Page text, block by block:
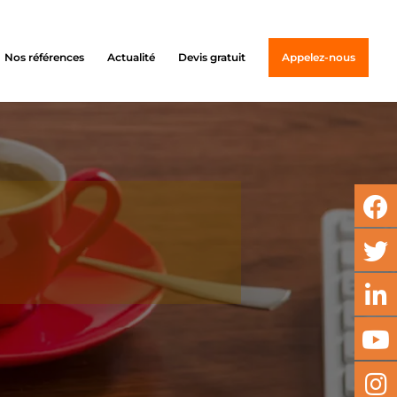
Nos références Actualité Devis gratuit Appelez-nous